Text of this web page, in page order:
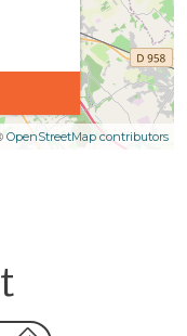
OpenStreetMap contributors